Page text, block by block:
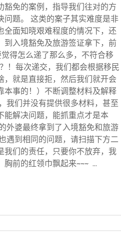
免的案例，指导我们往对的方
题。 这类的案子其实难度是非
全面知晓艰难程度的情况下，还
到入境豁免及旅游签证拿下，前
得怎么递了那么多，不符合移
！每次递交，我们都会根据移民
就是直接拒，然后我们就开会
事的！）不断调整材料及解释
我们并没有提供很多材料，甚至
能解决问题，能抓重点才是本
外婆最终拿到了入境豁免和旅游
遇到相同的问题，请扫描下方二
们的责任，只要你不放弃，我
前的红领巾飘起来~~~ …